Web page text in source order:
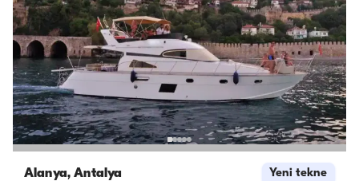
Alanya, Antalya Yeni tekne